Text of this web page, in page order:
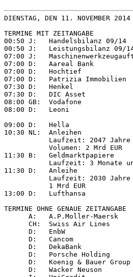
DIENSTAG, DEN 11. NOVEMBER 2014
TERMINE MIT ZEITANGABE
00:50 J:   Handelsbilanz 09/14
00:50 J:   Leistungsbilanz 09/
07:00 J:
07:00 D:   Aareal Bank
07:00 D:   Hochtief
07:00 D:   Patrizia
07:30 D:   Henkel
07:30 D:   DIC Asset
08:00 GB:  Vodafone
08:00 D:   Leoni
09:00 D:   Hella
10:30 NL:  Anleihen
           Laufzeit: 2047 Jahre
           Volumen: 2 Mrd EUR
11:30 B:   Geldmarktpapiere
Laufzeit: 3 Monate
11:30 D:   Anleihe
           Laufzeit: 2030 Jahre
           1 Mrd EUR
13:00 D:   Lufthansa
TERMINE OHNE GENAUE ZEITANGABE
A:   A.P.Moller-Maersk
CH:  Swiss Air Lines
D:   EnbW
D:   Cancom
D:   DekaBank
D:   Porsche Holding
D:   Koenig & Bauer
D:   Wacker Neuson